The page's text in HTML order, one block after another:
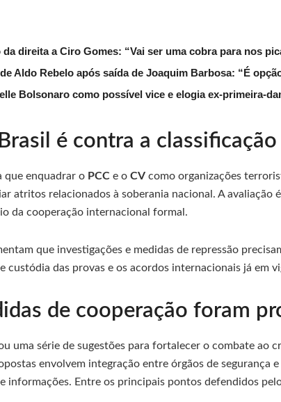
direita a Ciro Gomes: “Vai ser uma cobra para nos
Aldo Rebelo após saída de Joaquim Barbosa: “É
Bolsonaro como possível vice e elogia ex-primeira-
é contra a
que enquadrar o PCC e o CV como organizações
atritos relacionados à soberania nacional. A avaliação
da cooperação internacional formal.
que investigações e medidas de repressão
custódia das provas e os acordos internacionais já em
de cooperação foram
uma série de sugestões para fortalecer o combate ao
envolvem integração entre órgãos de segurança
informações. Entre os principais pontos defendidos